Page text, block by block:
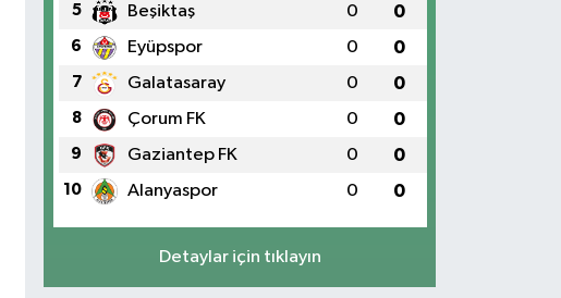
5 Beşiktaş 0 0
6 Eyüpspor 0 0
7 Galatasaray 0 0
8 Çorum FK 0 0
9 Gaziantep FK 0 0
10 Alanyaspor 0 0
Detaylar için tıklayın